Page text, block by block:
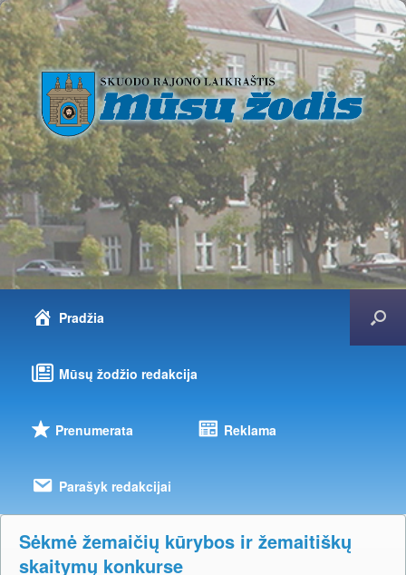
Pradžia
Mūsų žodžio redakcija
Prenumerata Reklama
Parašyk redakcijai
Sėkmė žemaičių kūrybos ir žemaitiškų
skaitymų konkurse